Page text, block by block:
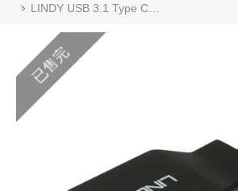
LINDY USB 3.1 Type C轉Type A轉接頭
已售完